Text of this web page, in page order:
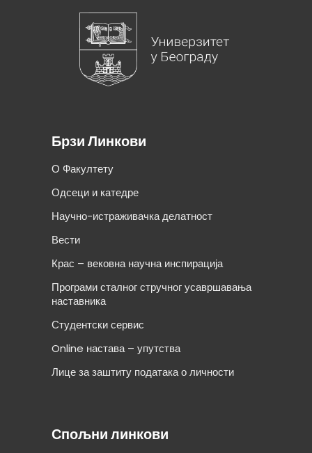
Брзи Линкови
О Факултету
Одсеци и катедре
Научно-истраживачка делатност
Вести
Крас – вековна научна инспирација
Програми сталног стручног усавршавања
наставника
Студентски сервис
Online настава – упутства
Лице за заштиту података о личности
Спољни линкови